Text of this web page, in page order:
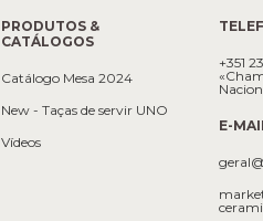
PRODUTOS &
CATÁLOGOS
Catálogo Mesa 2024
New - Taças de servir UNO
Vídeos
+351
E-